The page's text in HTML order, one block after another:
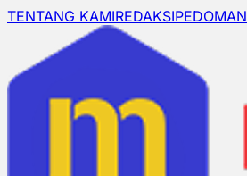
TENTANG KAMIREDAKSIPEDOMAN